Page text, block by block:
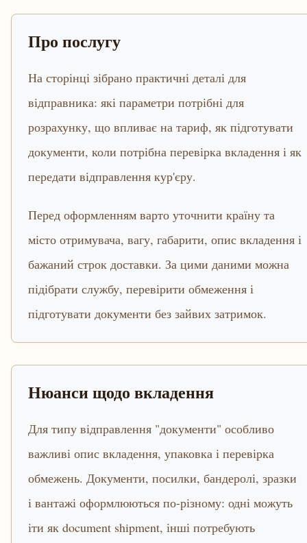
Про послугу
На сторінці зібрано практичні деталі для
відправника: які параметри потрібні для
розрахунку, що впливає на тариф, як підготувати
документи, коли потрібна перевірка вкладення і як
передати відправлення кур'єру.
Перед оформленням варто уточнити країну та
місто отримувача, вагу, габарити, опис вкладення і
бажаний строк доставки. За цими даними можна
підібрати службу, перевірити обмеження і
підготувати документи без зайвих затримок.
Нюанси щодо вкладення
Для типу відправлення "документи" особливо
важливі опис вкладення, упаковка і перевірка
обмежень. Документи, посилки, бандеролі, зразки
і вантажі оформлюються по-різному: одні можуть
іти як document shipment, інші потребують